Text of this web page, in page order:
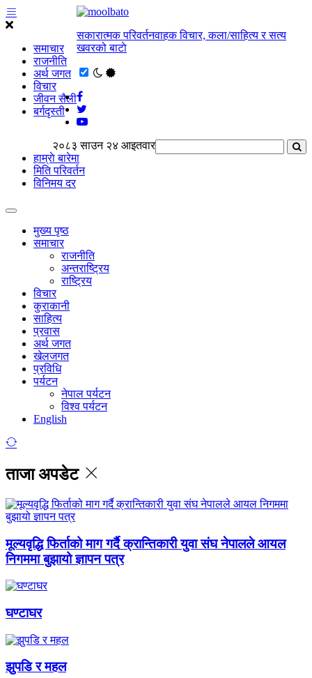
समाचार
राजनीति
अर्थ जगत
विचार
जीवन सैली
बर्गदृस्ती
सकारात्मक परिवर्तनवाहक विचार, कला/साहित्य र सत्य
खवरको बाटाे
२०८३ साउन २४ आइतवार
हाम्राे बारेमा
मिति परिवर्तन
विनिमय दर
मुख्य पृष्ठ
समाचार
राजनीति
अन्तराष्ट्रिय
राष्ट्रिय
विचार
कुराकानी
साहित्य
प्रवास
अर्थ जगत
खेलजगत
प्रविधि
पर्यटन
नेपाल पर्यटन
विश्व पर्यटन
English
ताजा अपडेट
मूल्यवृद्धि फिर्ताको माग गर्दै क्रान्तिकारी युवा संघ नेपालले आयल
निगममा बुझायो ज्ञापन पत्र
घण्टाघर
झुपडि र महल